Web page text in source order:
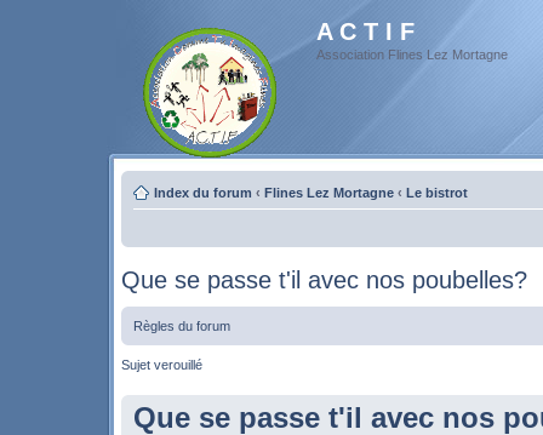
A C T I F
Association Flines Lez Mortagne
Index du forum ‹ Flines Lez Mortagne ‹ Le bistrot
Que se passe t'il avec nos poubelles?
Règles du forum
Sujet verouillé
Que se passe t'il avec nos